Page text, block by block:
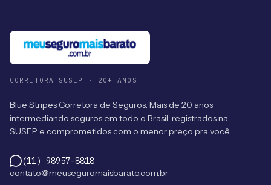
CORRETORA SUSEP · 20+ ANOS
Blue Stripes Corretora de Seguros. Mais de 20 anos
intermediando seguros em todo o Brasil, registrados na
SUSEP e comprometidos com o menor preço pra você.
(11) 98957-8818
contato@meuseguromaisbarato.com.br